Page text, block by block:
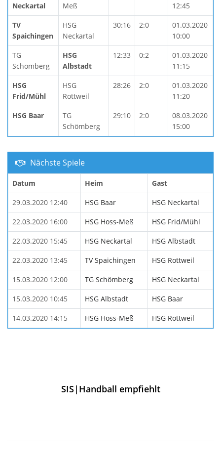
Neckartal
Meß
12:45
TV
Spaichingen
HSG
Neckartal
30:16 2:0
01.03.2020
10:00
TG
Schömberg
HSG
Albstadt
12:33 0:2
01.03.2020
11:15
HSG
Frid/Mühl
HSG
Rottweil
28:26 2:0
01.03.2020
11:20
HSG Baar
TG
Schömberg
29:10 2:0
08.03.2020
15:00
Nächste Spiele
Datum Heim Gast
29.03.2020 12:40 HSG Baar HSG Neckartal
22.03.2020 16:00 HSG Hoss-Meß HSG Frid/Mühl
22.03.2020 15:45 HSG Neckartal HSG Albstadt
22.03.2020 13:45 TV Spaichingen HSG Rottweil
15.03.2020 12:00 TG Schömberg HSG Neckartal
15.03.2020 10:45 HSG Albstadt HSG Baar
14.03.2020 14:15 HSG Hoss-Meß HSG Rottweil
SIS|Handball empfiehlt